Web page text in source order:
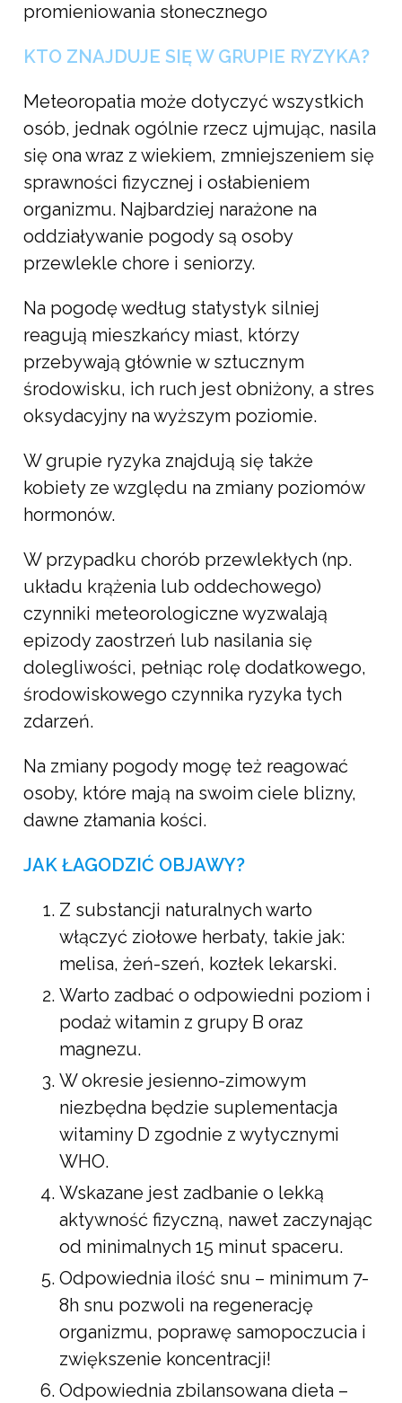
promieniowania słonecznego
KTO ZNAJDUJE SIĘ W GRUPIE RYZYKA?
Meteoropatia może dotyczyć wszystkich
osób, jednak ogólnie rzecz ujmując, nasila
się ona wraz z wiekiem, zmniejszeniem się
sprawności fizycznej i osłabieniem
organizmu. Najbardziej narażone na
oddziaływanie pogody są osoby
przewlekle chore i seniorzy.
Na pogodę według statystyk silniej
reagują mieszkańcy miast, którzy
przebywają głównie w sztucznym
środowisku, ich ruch jest obniżony, a stres
oksydacyjny na wyższym poziomie.
W grupie ryzyka znajdują się także
kobiety ze względu na zmiany poziomów
hormonów.
W przypadku chorób przewlekłych (np.
układu krążenia lub oddechowego)
czynniki meteorologiczne wyzwalają
epizody zaostrzeń lub nasilania się
dolegliwości, pełniąc rolę dodatkowego,
środowiskowego czynnika ryzyka tych
zdarzeń.
Na zmiany pogody mogę też reagować
osoby, które mają na swoim ciele blizny,
dawne złamania kości.
JAK ŁAGODZIĆ OBJAWY?
Z substancji naturalnych warto
włączyć ziołowe herbaty, takie jak:
melisa, żeń-szeń, kozłek lekarski.
Warto zadbać o odpowiedni poziom i
podaż witamin z grupy B oraz
magnezu.
W okresie jesienno-zimowym
niezbędna będzie suplementacja
witaminy D zgodnie z wytycznymi
WHO.
Wskazane jest zadbanie o lekką
aktywność fizyczną, nawet zaczynając
od minimalnych 15 minut spaceru.
Odpowiednia ilość snu – minimum 7-
8h snu pozwoli na regenerację
organizmu, poprawę samopoczucia i
zwiększenie koncentracji!
Odpowiednia zbilansowana dieta –